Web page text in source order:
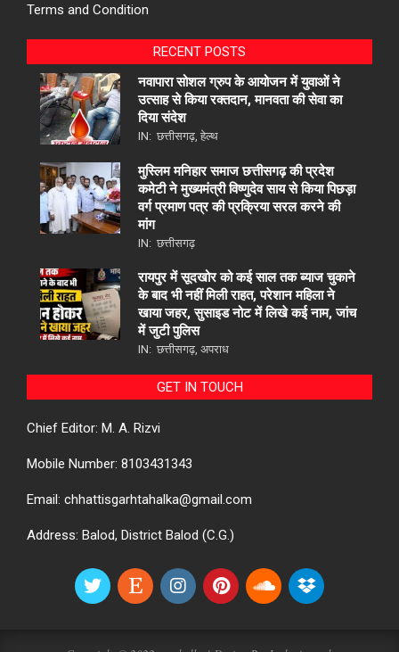
Terms and Condition
RECENT POSTS
नवापारा सोशल ग्रुप के आयोजन में युवाओं ने
उत्साह से किया रक्तदान, मानवता की सेवा का
दिया संदेश
IN: छत्तीसगढ़ हेल्थ
मुस्लिम मनिहार समाज छत्तीसगढ़ की प्रदेश
कमेटी ने मुख्यमंत्री विष्णुदेव साय से किया पिछड़ा
वर्ग प्रमाण पत्र की प्रक्रिया सरल करने की
मांग
IN: छत्तीसगढ़
रायपुर में सूदखोर को कई साल तक ब्याज चुकाने
के बाद भी नहीं मिली राहत, परेशान महिला ने
खाया जहर, सुसाइड नोट में लिखे कई नाम, जांच
में जुटी पुलिस
IN: छत्तीसगढ़ अपराध
GET IN TOUCH
Chief Editor: M. A. Rizvi
Mobile Number: 8103431343
Email: chhattisgarhtahalka@gmail.com
Address: Balod, District Balod (C.G.)